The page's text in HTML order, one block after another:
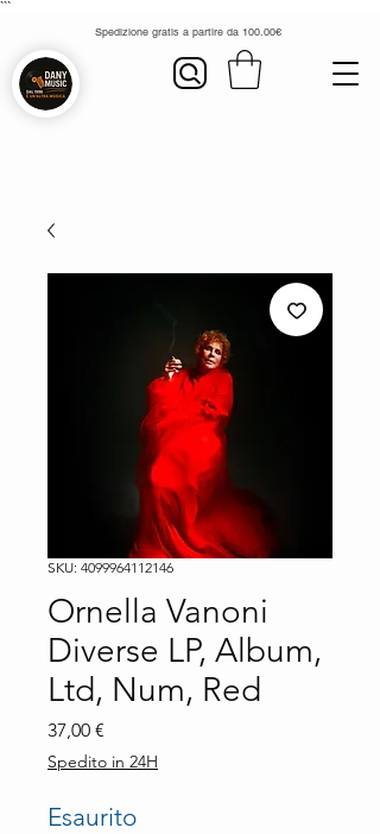
```
Spedizione gratis a partire da 100.00€
SKU: 4099964112146
Ornella Vanoni
Diverse LP, Album,
Ltd, Num, Red
37,00 €
Spedito in 24H
Esaurito